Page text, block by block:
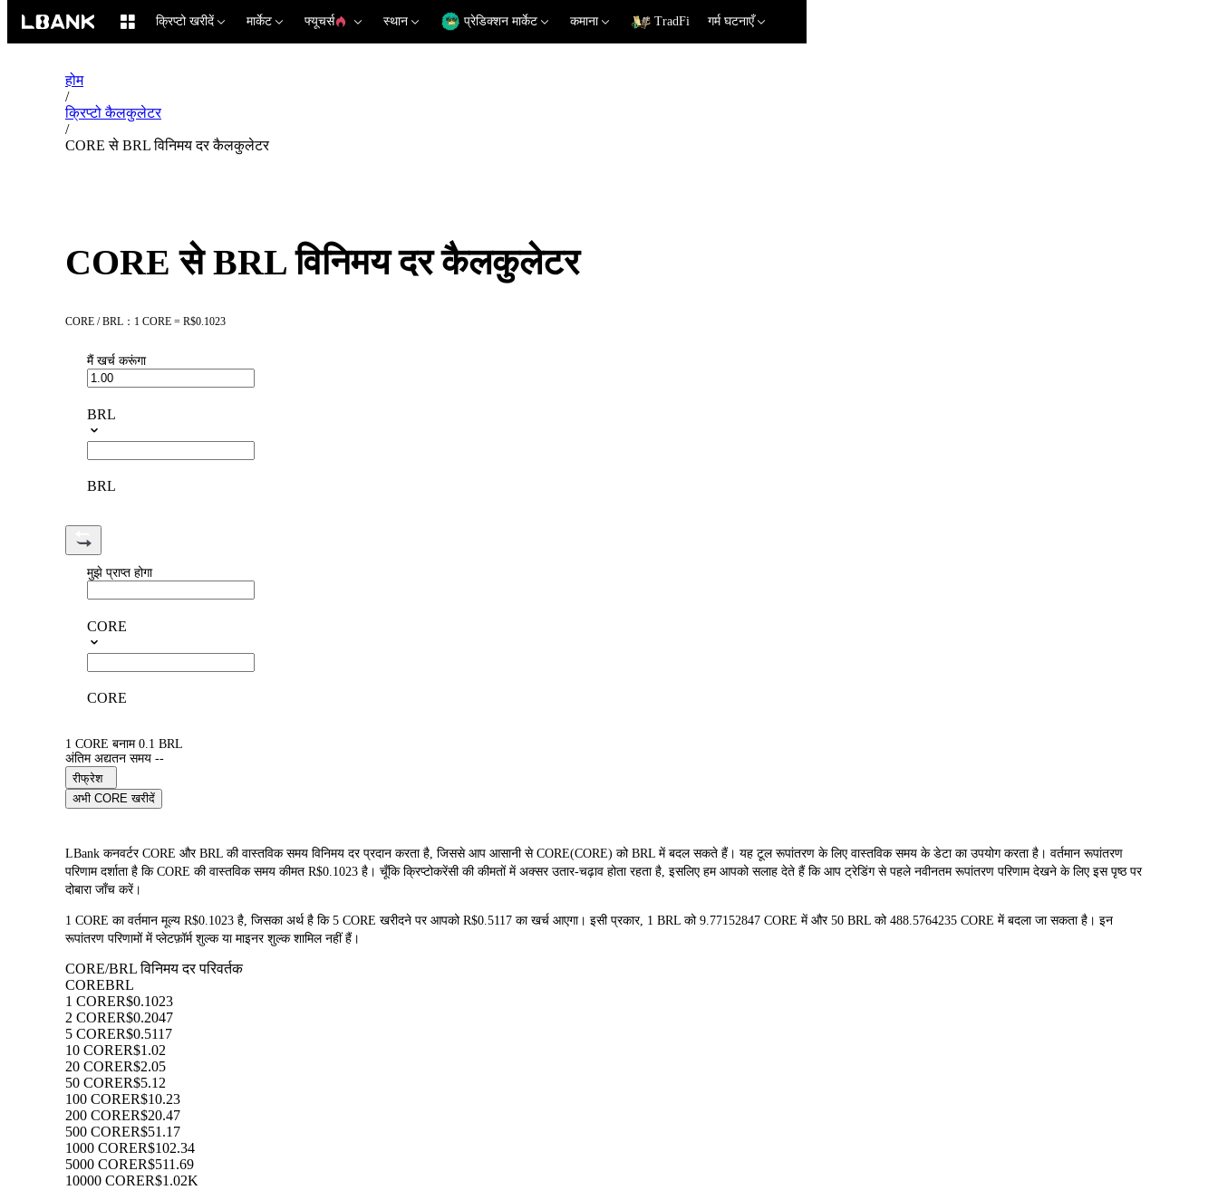
क्रिप्टो खरीदें मार्केट फ्यूचर्स स्थान प्रेडिक्शन मार्केट कमाना TradFi गर्म घटनाएँ
होम
/
क्रिप्टो कैलकुलेटर
/
CORE से BRL विनिमय दर कैलकुलेटर
CORE से BRL विनिमय दर कैलकुलेटर
CORE / BRL：1 CORE = R$0.1023
मैं खर्च करूंगा
BRL
BRL
मुझे प्राप्त होगा
CORE
CORE
1 CORE बनाम 0.1 BRL
अंतिम अद्यतन समय --
रीफ्रेश
अभी CORE खरीदें
LBank कनवर्टर CORE और BRL की वास्तविक समय विनिमय दर प्रदान करता है, जिससे आप आसानी से CORE(CORE) को BRL में बदल सकते हैं। यह टूल रूपांतरण के लिए वास्तविक समय के डेटा का उपयोग करता है। वर्तमान रूपांतरण
परिणाम दर्शाता है कि CORE की वास्तविक समय कीमत R$0.1023 है। चूँकि क्रिप्टोकरेंसी की कीमतों में अक्सर उतार-चढ़ाव होता रहता है, इसलिए हम आपको सलाह देते हैं कि आप ट्रेडिंग से पहले नवीनतम रूपांतरण परिणाम देखने के लिए इस पृष्ठ पर
दोबारा जाँच करें।
1 CORE का वर्तमान मूल्य R$0.1023 है, जिसका अर्थ है कि 5 CORE खरीदने पर आपको R$0.5117 का खर्च आएगा। इसी प्रकार, 1 BRL को 9.77152847 CORE में और 50 BRL को 488.5764235 CORE में बदला जा सकता है। इन
रूपांतरण परिणामों में प्लेटफ़ॉर्म शुल्क या माइनर शुल्क शामिल नहीं हैं।
CORE/BRL विनिमय दर परिवर्तक
COREBRL
1 CORER$0.1023
2 CORER$0.2047
5 CORER$0.5117
10 CORER$1.02
20 CORER$2.05
50 CORER$5.12
100 CORER$10.23
200 CORER$20.47
500 CORER$51.17
1000 CORER$102.34
5000 CORER$511.69
10000 CORER$1.02K